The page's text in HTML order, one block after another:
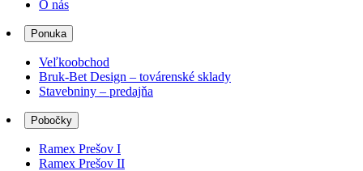
O nás
Ponuka
Veľkoobchod
Bruk-Bet Design – továrenské sklady
Stavebniny – predajňa
Pobočky
Ramex Prešov I
Ramex Prešov II